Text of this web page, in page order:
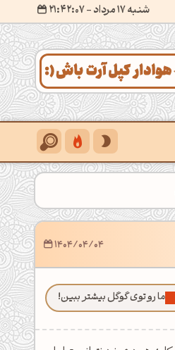
شنبه 17 مرداد - ۲۱:۴۲:۰۹
1404/04/04
ما رو توی گوگل بیشتر ببین!